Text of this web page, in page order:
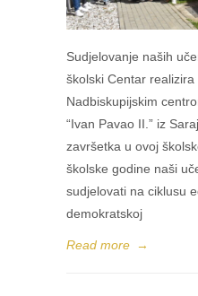
Sudjelovanje naših
školski Centar
Nadbiskupijskim
“Ivan Pavao II.” iz
završetka u ovoj
školske godine naši
sudjelovati na ciklusu
demokratskoj
Read more →